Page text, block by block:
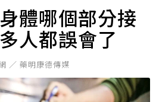
體哪個部分接
人都誤會了
／ 藥明康德傳媒